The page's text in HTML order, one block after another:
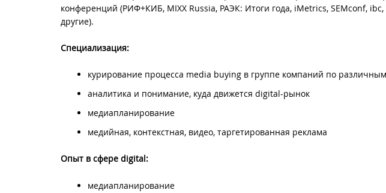
конференций (РИФ+КИБ, MIXX Russia, РАЭК: Итоги года, iMetrics, SEMconf,
другие).
Специализация:
курирование процесса media buying в группе компаний по
аналитика и понимание, куда движется digital-рынок
медиапланирование
медийная, контекстная, видео, таргетированная реклама
Опыт в сфере digital:
медиапланирование